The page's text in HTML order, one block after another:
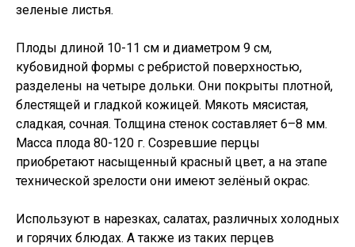
зеленые листья.
Плоды длиной 10-11 см и диаметром 9 см,
кубовидной формы с ребристой поверхностью,
разделены на четыре дольки. Они покрыты плотной,
блестящей и гладкой кожицей. Мякоть мясистая,
сладкая, сочная. Толщина стенок составляет 6–8 мм.
Масса плода 80-120 г. Созревшие перцы
приобретают насыщенный красный цвет, а на этапе
технической зрелости они имеют зелёный окрас.
Используют в нарезках, салатах, различных холодных
и горячих блюдах. А также из таких перцев